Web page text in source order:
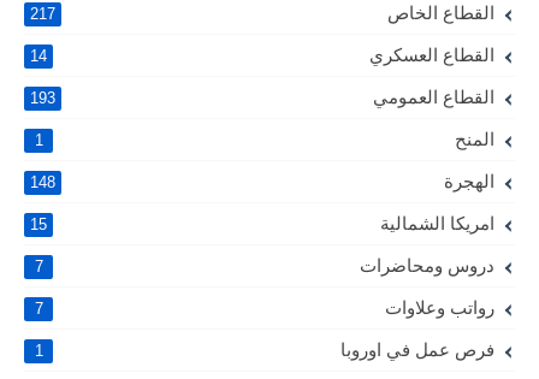
القطاع الخاص 217
القطاع العسكري 14
القطاع العمومي 193
المنح 1
الهجرة 148
امريكا الشمالية 15
دروس ومحاضرات 7
رواتب وعلاوات 7
فرص عمل في اوروبا 1